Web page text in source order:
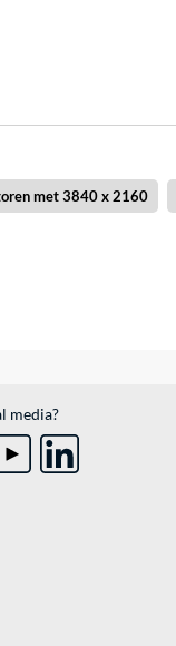
met 3840 x 2160
media?